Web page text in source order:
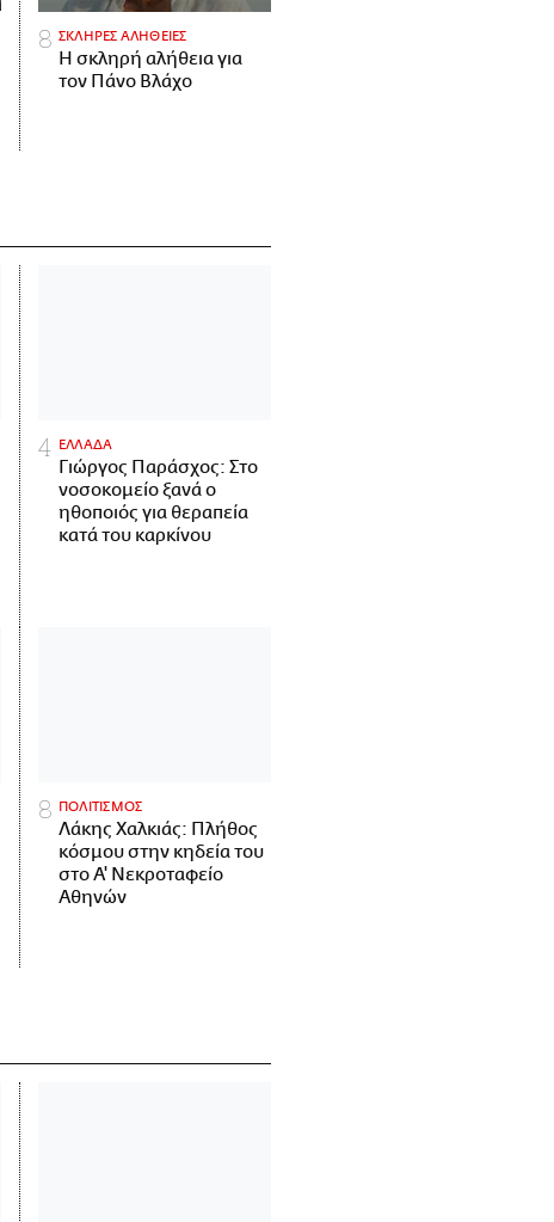
ΣΚΛΗΡΕΣ ΑΛΗΘΕΙΕΣ
H σκληρή αλήθεια για
τον Πάνο Βλάχο
ΕΛΛΑΔΑ
Γιώργος Παράσχος: Στο
νοσοκομείο ξανά ο
ηθοποιός για θεραπεία
κατά του καρκίνου
ΠΟΛΙΤΙΣΜΟΣ
Λάκης Χαλκιάς: Πλήθος
κόσμου στην κηδεία του
στο Α' Νεκροταφείο
Αθηνών